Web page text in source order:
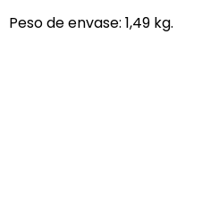
Peso de envase: 1,49 kg.